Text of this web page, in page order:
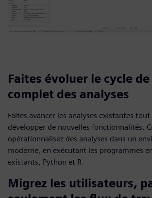
Faites évoluer le cycle
complet des analyses
Faites avancer les analyses existantes
développer de nouvelles fonctionnalités.
opérationnalisez des analyses dans un
moderne, en exécutant les programmes
existants, Python et R.
Migrez les utilisateurs,